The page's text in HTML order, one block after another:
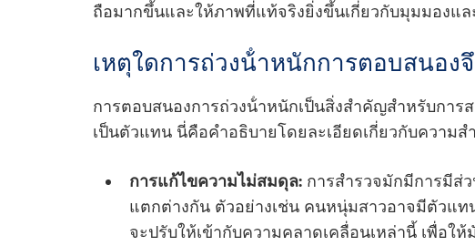
ถือมากขึ้นและให้ภาพที่แท้จริงยิ่งขึ้นเกี่ยวกับมุมมองแ
เหตุใดการถ่วงน้ําหนักการตอบสนอง
การตอบสนองการถ่วงน้ําหนักเป็นสิ่งสําคัญสําหรับการ
เป็นตัวแทน นี่คือคําอธิบายโดยละเอียดเกี่ยวกับความ
การแก้ไขความไม่สมดุล: การสํารวจมักมีการมีส่
แตกต่างกัน ตัวอย่างเช่น คนหนุ่มสาวอาจมีตัวแท
จะปรับให้เข้ากับความคลาดเคลื่อนเหล่านี้ เพื่อ